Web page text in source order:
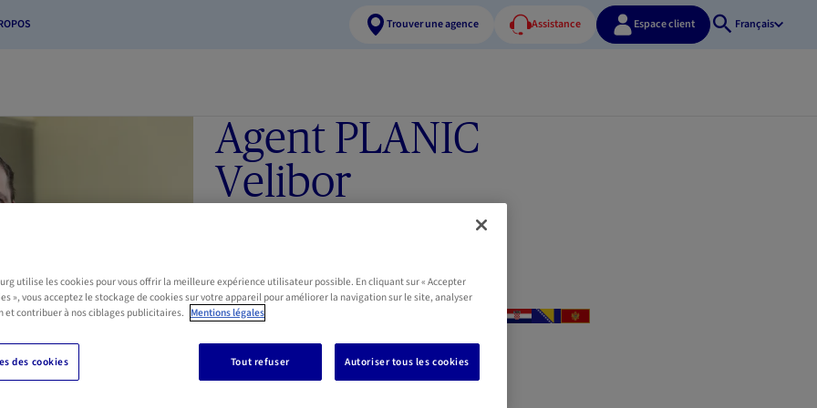
Trouver une agence Assistance Espace client
OuvrirFrançais
Agent PLANIC
Velibor
Matricule 2002AG204
Langues parlées
utilise les cookies pour vous offrir la meilleure expérience utilisateur possible. En cliquant sur « Accepter
», vous acceptez le stockage de cookies sur votre appareil pour améliorer la navigation sur le site, analyser
et contribuer à nos ciblages publicitaires. Mentions légales
Tout refuser Autoriser tous les cookies
des cookies